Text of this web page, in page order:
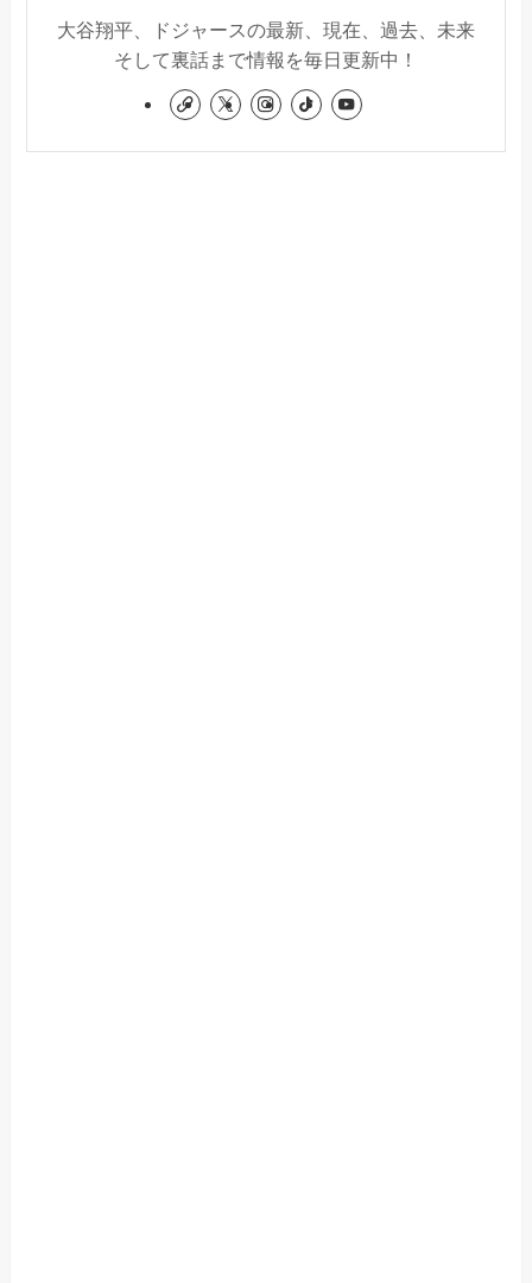
大谷翔平、ドジャースの最新、現在、過去、未来
そして裏話まで情報を毎日更新中！